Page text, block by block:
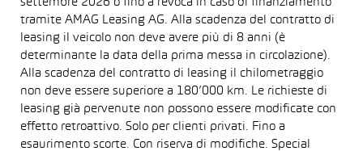
settembre 2026 o fino a revoca in caso di finanziamento
tramite AMAG Leasing AG. Alla scadenza del contratto di
leasing il veicolo non deve avere più di 8 anni (è
determinante la data della prima messa in circolazione).
Alla scadenza del contratto di leasing il chilometraggio
non deve essere superiore a 180’000 km. Le richieste di
leasing già pervenute non possono essere modificate con
effetto retroattivo. Solo per clienti privati. Fino a
esaurimento scorte. Con riserva di modifiche. Special